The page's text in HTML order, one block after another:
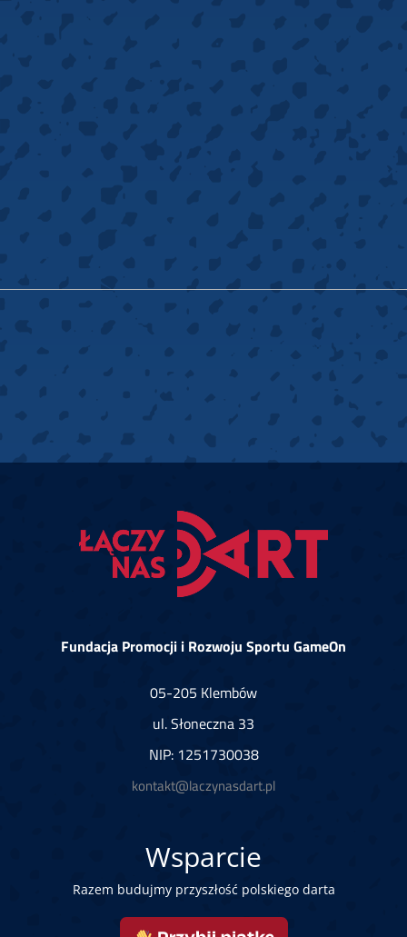
Fundacja Promocji i Rozwoju Sportu GameOn
05-205 Klembów
ul. Słoneczna 33
NIP: 1251730038
kontakt@laczynasdart.pl
Wsparcie
Razem budujmy przyszłość polskiego darta